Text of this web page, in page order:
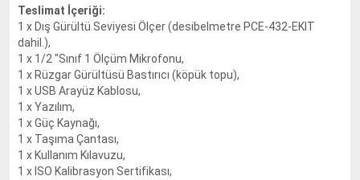
Teslimat İçeriği:
1 x Dış Gürültü Seviyesi Ölçer (desibelmetre PCE-432-EKIT
dahil.),
1 x 1/2 "Sınıf 1 Ölçüm Mikrofonu,
1 x Rüzgar Gürültüsü Bastırıcı (köpük topu),
1 x USB Arayüz Kablosu,
1 x Yazılım,
1 x Güç Kaynağı,
1 x Taşıma Çantası,
1 x Kullanım Kılavuzu,
1 x ISO Kalibrasyon Sertifikası,